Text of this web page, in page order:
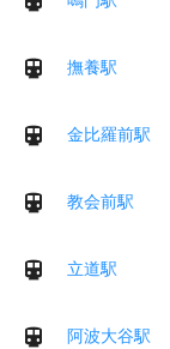
撫養駅
金比羅前駅
教会前駅
立道駅
阿波大谷駅